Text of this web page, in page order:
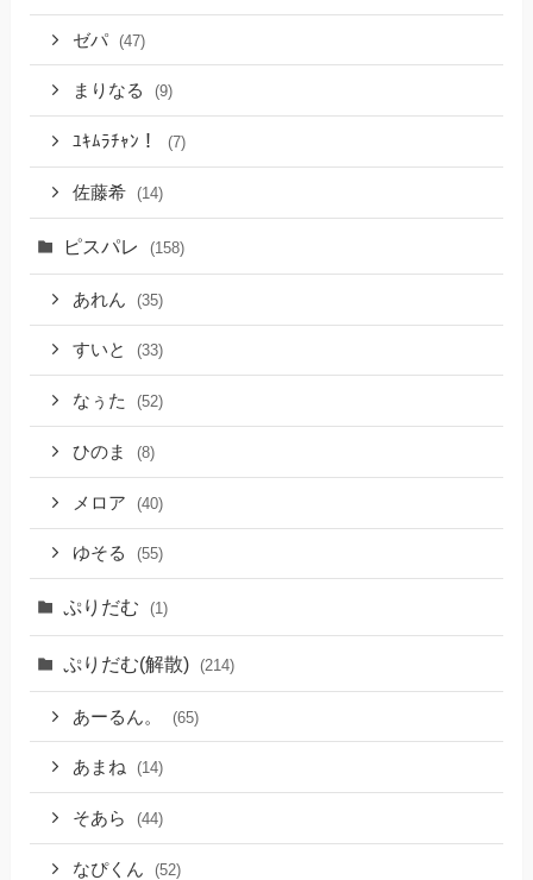
ゼパ (47)
まりなる (9)
ﾕｷﾑﾗﾁｬﾝ！ (7)
佐藤希 (14)
ピスパレ (158)
あれん (35)
すいと (33)
なぅた (52)
ひのま (8)
メロア (40)
ゆそる (55)
ぷりだむ (1)
ぷりだむ(解散) (214)
あーるん。 (65)
あまね (14)
そあら (44)
なぴくん (52)